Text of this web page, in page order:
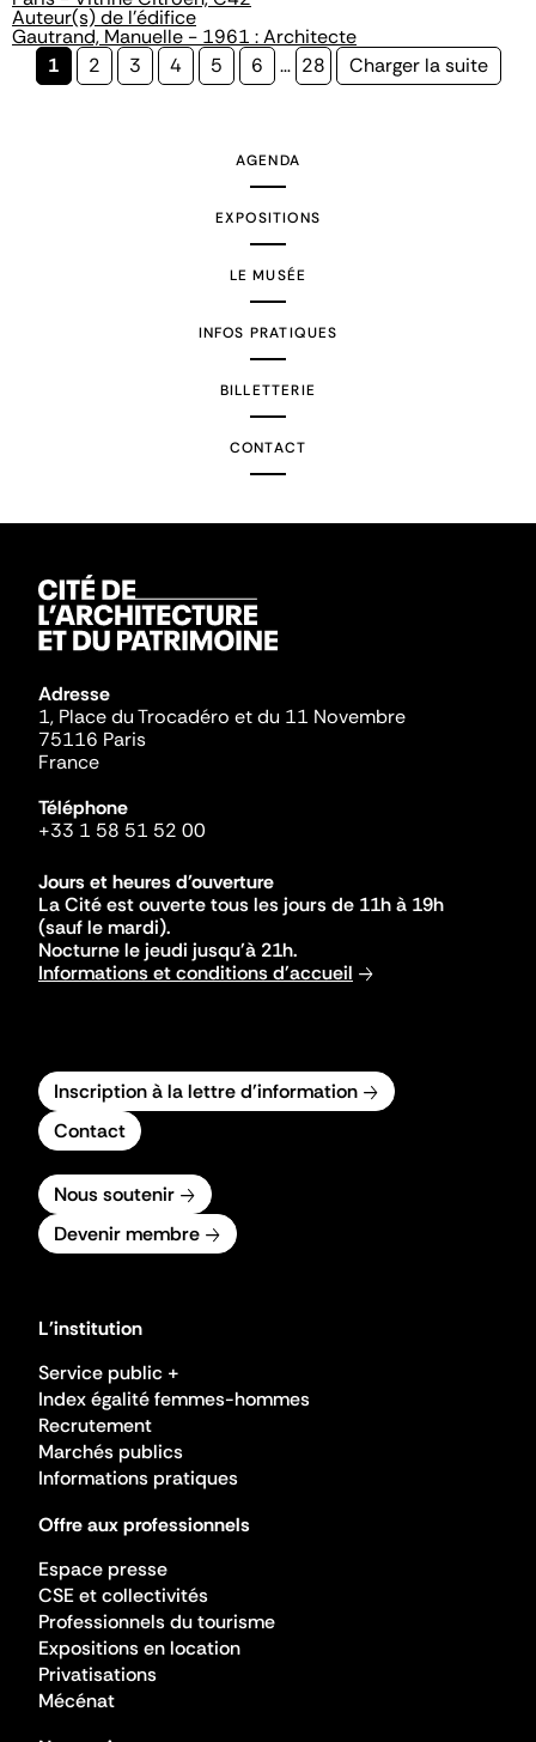
Auteur(s) de l'édifice
Gautrand, Manuelle - 1961 : Architecte
Page
1 Page
2 Page
3 Page
4 Page
5 Page
6 … Page
28
Page
Charger la suite
AGENDA
EXPOSITIONS
LE MUSÉE
INFOS PRATIQUES
BILLETTERIE
CONTACT
Adresse
1, Place du Trocadéro et du 11 Novembre
75116 Paris
France
Téléphone
+33 1 58 51 52 00
Jours et heures d'ouverture
La Cité est ouverte tous les jours de 11h à 19h
(sauf le mardi).
Nocturne le jeudi jusqu'à 21h.
Informations et conditions d'accueil
Inscription à la lettre d'information
Contact
Nous soutenir
Devenir membre
L'institution
Service public +
Index égalité femmes-hommes
Recrutement
Marchés publics
Informations pratiques
Offre aux professionnels
Espace presse
CSE et collectivités
Professionnels du tourisme
Expositions en location
Privatisations
Mécénat